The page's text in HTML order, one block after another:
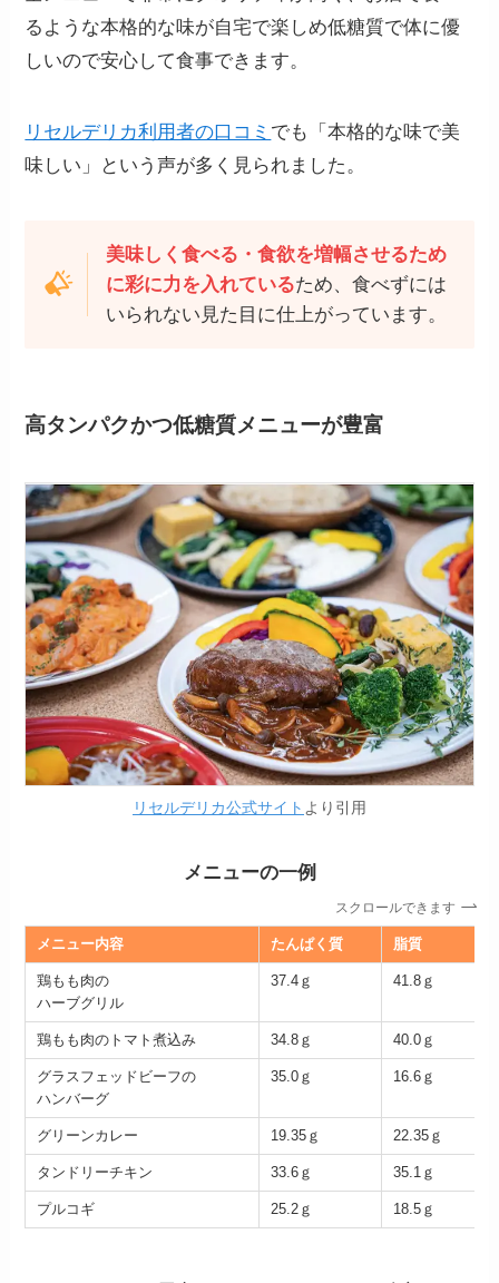
るような本格的な味が自宅で楽しめ低糖質で体に優
しいので安心して食事できます。
リセルデリカ利用者の口コミ でも「本格的な味で美
味しい」という声が多く見られました。
美味しく食べる・食欲を増幅させるため
に彩に力を入れているため、食べずには
いられない見た目に仕上がっています。
高タンパクかつ低糖質メニューが豊富
リセルデリカ公式サイト より引用
メニューの一例
スクロールできます
メニュー内容 たんぱく質 脂質
鶏もも肉の
ハーブグリル
37.4ｇ 41.8ｇ
鶏もも肉のトマト煮込み 34.8ｇ 40.0ｇ
グラスフェッドビーフの
ハンバーグ
35.0ｇ 16.6ｇ
グリーンカレー 19.35ｇ 22.35ｇ
タンドリーチキン 33.6ｇ 35.1ｇ
プルコギ 25.2ｇ 18.5ｇ